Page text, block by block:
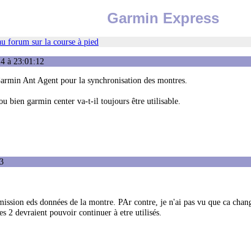
Garmin Express
forum sur la course à pied
à 23:01:12
Ant Agent pour la synchronisation des montres.
bien garmin center va-t-il toujours être utilisable.
eds données de la montre. PAr contre, je n'ai pas vu que ca
2 devraient pouvoir continuer à etre utilisés.